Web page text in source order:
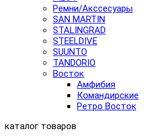
Pемни/Акссесуары
SAN MARTIN
STALINGRAD
STEELDIVE
SUUNTO
TANDORIO
Восток
Амфибия
Командирские
Ретро Восток
каталог товаров